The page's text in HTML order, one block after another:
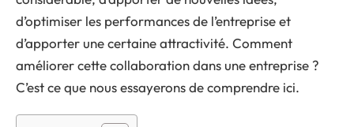
d’optimiser les performances de l’entreprise et
d’apporter une certaine attractivité. Comment
améliorer cette collaboration dans une entreprise ?
C’est ce que nous essayerons de comprendre ici.